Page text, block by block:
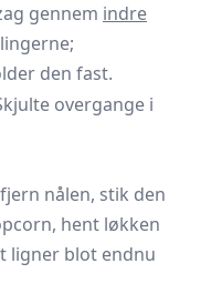
gennem indre
den fast.
overgange i
nålen, stik den
hent løkken
ligner blot endnu